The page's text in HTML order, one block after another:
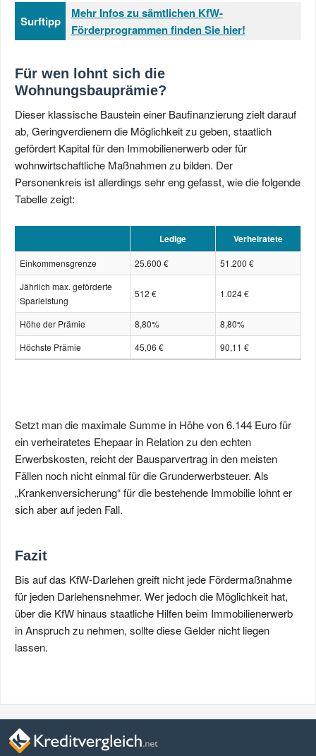
Surftipp
Mehr Infos zu sämtlichen KfW-
Förderprogrammen finden Sie hier!
Für wen lohnt sich die
Wohnungsbauprämie?
Dieser klassische Baustein einer Baufinanzierung zielt darauf
ab, Geringverdienern die Möglichkeit zu geben, staatlich
gefördert Kapital für den Immobilienerwerb oder für
wohnwirtschaftliche Maßnahmen zu bilden. Der
Personenkreis ist allerdings sehr eng gefasst, wie die folgende
Tabelle zeigt:
Ledige Verheiratete
Einkommensgrenze 25.600 €
51.200 €
Jährlich max. geförderte
Sparleistung
512 € 1.024 €
Höhe der Prämie 8,80%
8,80%
Höchste Prämie
45,06 € 90,11 €
Setzt man die maximale Summe in Höhe von 6.144 Euro für
ein verheiratetes Ehepaar in Relation zu den echten
Erwerbskosten, reicht der Bausparvertrag in den meisten
Fällen noch nicht einmal für die Grunderwerbsteuer. Als
„Krankenversicherung“ für die bestehende Immobilie lohnt er
sich aber auf jeden Fall.
Fazit
Bis auf das KfW-Darlehen greift nicht jede Fördermaßnahme
für jeden Darlehensnehmer. Wer jedoch die Möglichkeit hat,
über die KfW hinaus staatliche Hilfen beim Immobilienerwerb
in Anspruch zu nehmen, sollte diese Gelder nicht liegen
lassen.